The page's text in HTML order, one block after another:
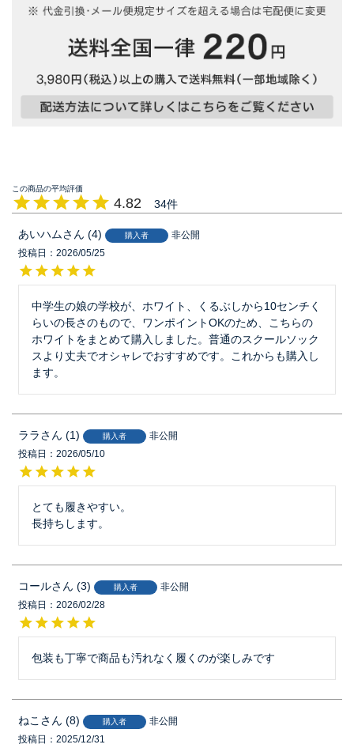
4.82 34
あいハム 4 購入者
非公開
投稿日
2026/05/25
中学生の娘の学校が、ホワイト、くるぶしから10センチく
らいの長さのもので、ワンポイントOKのため、こちらの
ホワイトをまとめて購入しました。普通のスクールソック
スより丈夫でオシャレでおすすめです。これからも購入し
ます。
ララ 1 購入者
非公開
投稿日
2026/05/10
とても履きやすい。
コール 3 購入者
非公開
投稿日
2026/02/28
包装も丁寧で商品も汚れなく履くのが楽しみです
ねこ 8 購入者
非公開
投稿日
2025/12/31